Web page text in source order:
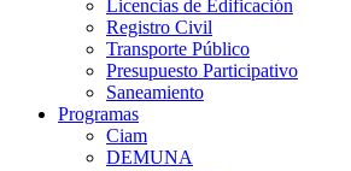
Licencias de Edificación
Registro Civil
Transporte Público
Presupuesto Participativo
Saneamiento
Programas
Ciam
DEMUNA